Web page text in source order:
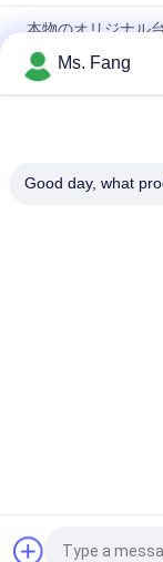
本物のオリジナル
重計ロードセル
NA3 500kg デジタ
Load Cell L6E3
Ms. Fang
Good day, what